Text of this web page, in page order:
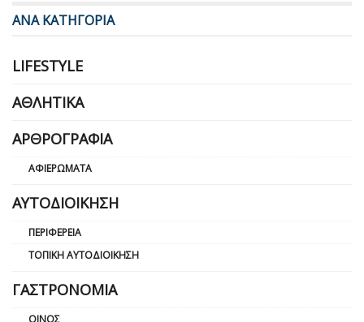
ΑΝΑ ΚΑΤΗΓΟΡΙΑ
LIFESTYLE
ΑΘΛΗΤΙΚΆ
ΑΡΘΡΟΓΡΑΦΊΑ
ΑΦΙΕΡΏΜΑΤΑ
ΑΥΤΟΔΙΟΊΚΗΣΗ
ΠΕΡΙΦΈΡΕΙΑ
ΤΟΠΙΚΉ ΑΥΤΟΔΙΟΊΚΗΣΗ
ΓΑΣΤΡΟΝΟΜΊΑ
ΟΊΝΟΣ